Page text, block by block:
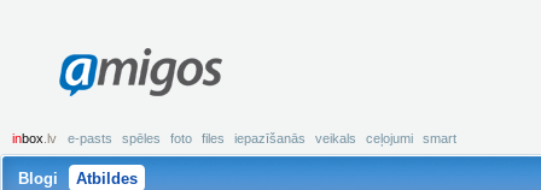
amigos
inbox .lv e-pasts spēles foto files iepazīšanās veikals ceļojumi smart
Blogi Atbildes